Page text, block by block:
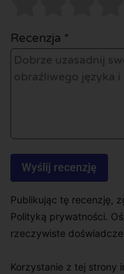
Recenzja *
Publikując tę recenzję,
Polityką prywatności.
rzeczywiste
Korzystanie z tej strony